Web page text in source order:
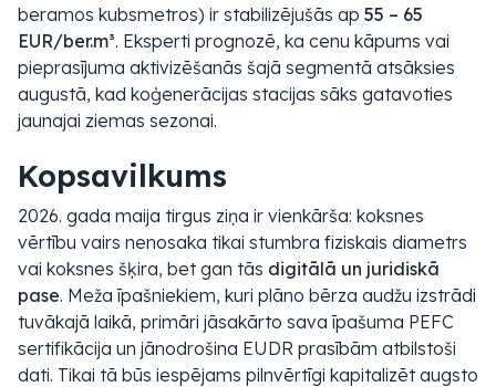
beramos kubsmetros) ir stabilizējušās ap 55 – 65
EUR/ber.m³. Eksperti prognozē, ka cenu kāpums vai
pieprasījuma aktivizēšanās šajā segmentā atsāksies
augustā, kad koģenerācijas stacijas sāks gatavoties
jaunajai ziemas sezonai.
Kopsavilkums
2026. gada maija tirgus ziņa ir vienkārša: koksnes
vērtību vairs nenosaka tikai stumbra fiziskais diametrs
vai koksnes šķira, bet gan tās digitālā un juridiskā
pase. Meža īpašniekiem, kuri plāno bērza audžu izstrādi
tuvākajā laikā, primāri jāsakārto sava īpašuma PEFC
sertifikācija un jānodrošina EUDR prasībām atbilstoši
dati. Tikai tā būs iespējams pilnvērtīgi kapitalizēt augsto